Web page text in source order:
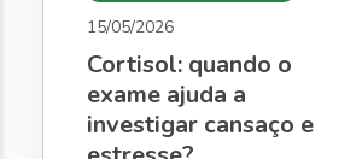
15/05/2026
Cortisol: quando o
exame ajuda a
investigar cansaço e